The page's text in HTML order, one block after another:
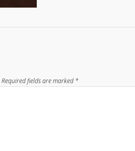
Required fields are marked *